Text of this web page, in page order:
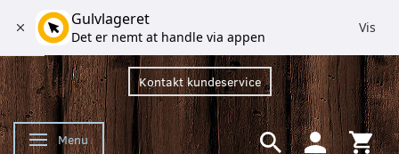
Kontakt kundeservice
Skifte navigation
Menu
Gulvlageret
Det er nemt at handle via appen
Vis